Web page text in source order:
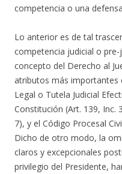
competencia o una
Lo anterior es de tal
competencia judicial o
concepto del Derecho al
atributos más importantes
Legal o Tutela Judicial
Constitución (Art. 139, Inc.
7), y el Código Procesal
Dicho de otro modo, la
claros y excepcionales
privilegio del Presidente,